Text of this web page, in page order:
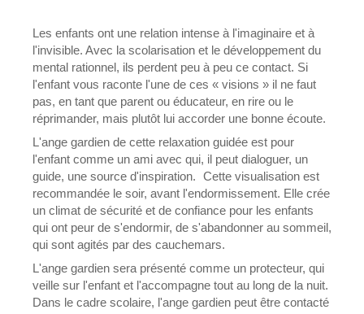
Les enfants ont une relation intense à l'imaginaire et à
l'invisible. Avec la scolarisation et le développement du
mental rationnel, ils perdent peu à peu ce contact. Si
l'enfant vous raconte l'une de ces « visions » il ne faut
pas, en tant que parent ou éducateur, en rire ou le
réprimander, mais plutôt lui accorder une bonne écoute.
L'ange gardien de cette relaxation guidée est pour
l'enfant comme un ami avec qui, il peut dialoguer, un
guide, une source d'inspiration. Cette visualisation est
recommandée le soir, avant l'endormissement. Elle crée
un climat de sécurité et de confiance pour les enfants
qui ont peur de s'endormir, de s'abandonner au sommeil,
qui sont agités par des cauchemars.
L'ange gardien sera présenté comme un protecteur, qui
veille sur l'enfant et l'accompagne tout au long de la nuit.
Dans le cadre scolaire, l'ange gardien peut être contacté